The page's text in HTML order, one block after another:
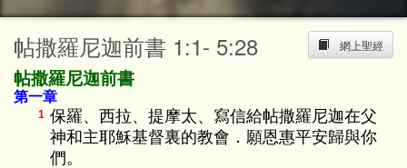
網上聖經
帖撒羅尼迦前書 1:1- 5:28
帖撒羅尼迦前書
第一章
1 保羅、西拉、提摩太、寫信給帖撒羅尼迦在父
神和主耶穌基督裏的教會．願恩惠平安歸與你
們。